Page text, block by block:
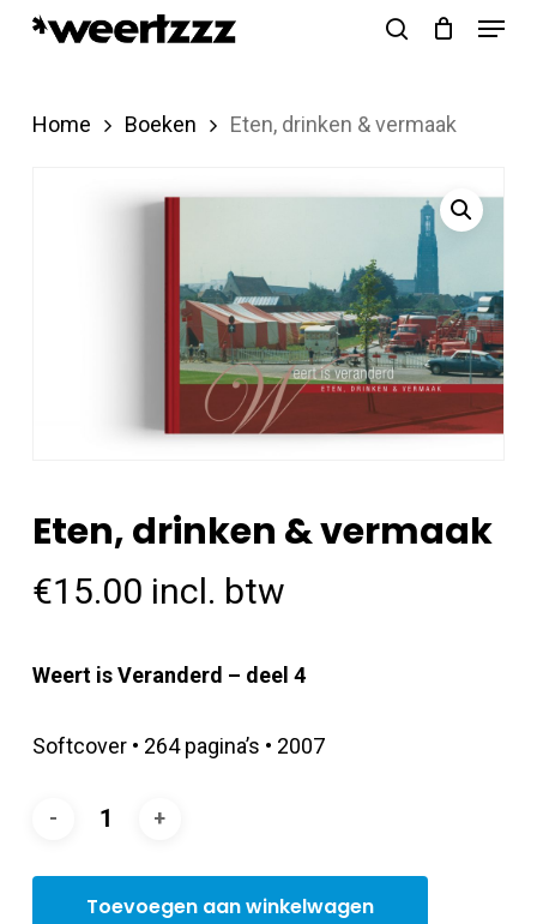
Skip
content
Menu
Home Boeken Eten, drinken & vermaak
Eten, drinken & vermaak
€15.00 incl. btw
Weert is Veranderd – deel 4
Softcover • 264 pagina’s • 2007
Toevoegen aan winkelwagen